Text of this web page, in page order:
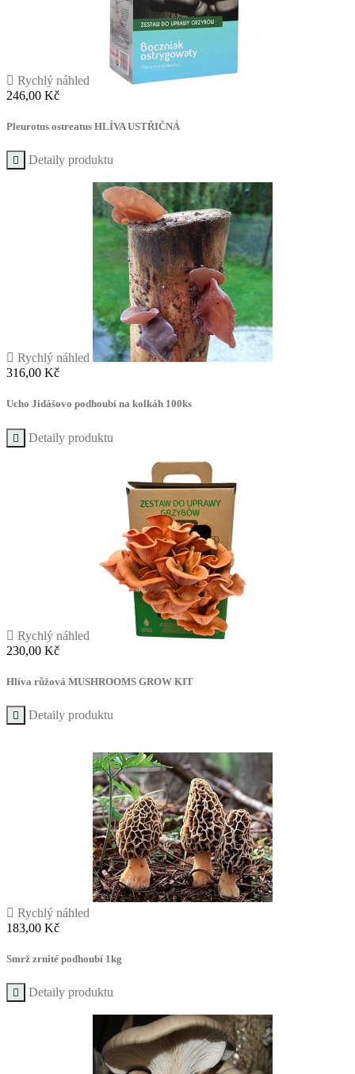
 Rychlý náhled
Cena
246,00 Kč
Pleurotus ostreatus HLÍVA USTŘIČNÁ
 Detaily produktu
 Rychlý náhled
Cena
316,00 Kč
Ucho Jidášovo podhoubí na kolkáh 100ks
 Detaily produktu
 Rychlý náhled
Cena
230,00 Kč
Hlíva růžová MUSHROOMS GROW KIT
 Detaily produktu
 Rychlý náhled
Cena
183,00 Kč
Smrž zrnité podhoubí 1kg
 Detaily produktu